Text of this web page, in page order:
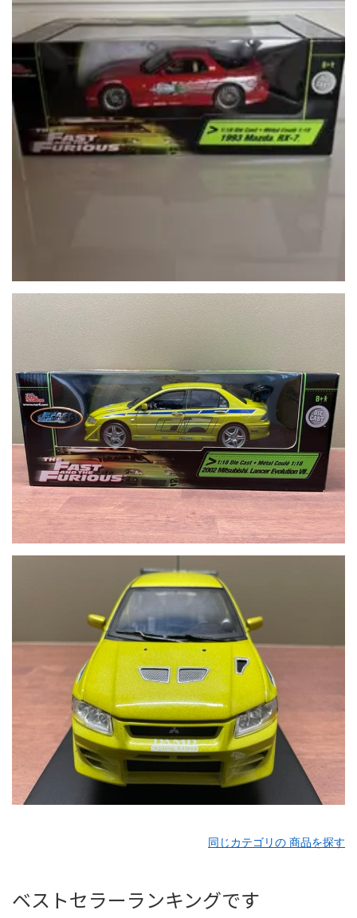
同じカテゴリの 商品を探す
ベストセラーランキングです